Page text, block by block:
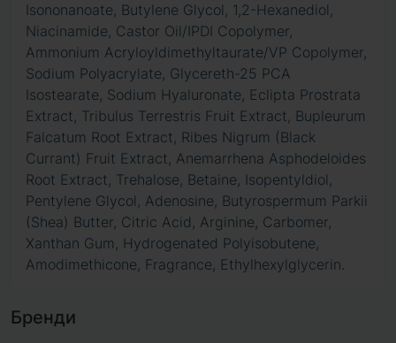
Isononanoate, Butylene Glycol, 1,2-Hexanediol,
Niacinamide, Castor Oil/IPDI Copolymer,
Ammonium Acryloyldimethyltaurate/VP Copolymer,
Sodium Polyacrylate, Glycereth-25 PCA
Isostearate, Sodium Hyaluronate, Eclipta Prostrata
Extract, Tribulus Terrestris Fruit Extract, Bupleurum
Falcatum Root Extract, Ribes Nigrum (Black
Currant) Fruit Extract, Anemarrhena Asphodeloides
Root Extract, Trehalose, Betaine, Isopentyldiol,
Pentylene Glycol, Adenosine, Butyrospermum Parkii
(Shea) Butter, Citric Acid, Arginine, Carbomer,
Xanthan Gum, Hydrogenated Polyisobutene,
Amodimethicone, Fragrance, Ethylhexylglycerin.
Бренди